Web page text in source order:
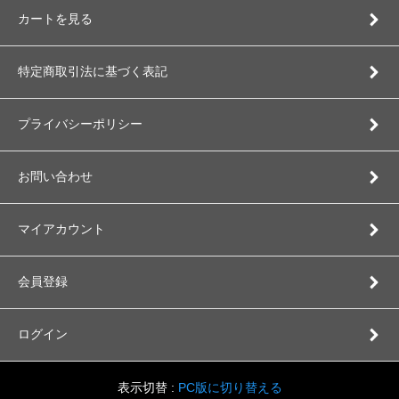
カートを見る
特定商取引法に基づく表記
プライバシーポリシー
お問い合わせ
マイアカウント
会員登録
ログイン
表示切替 : PC版に切り替える